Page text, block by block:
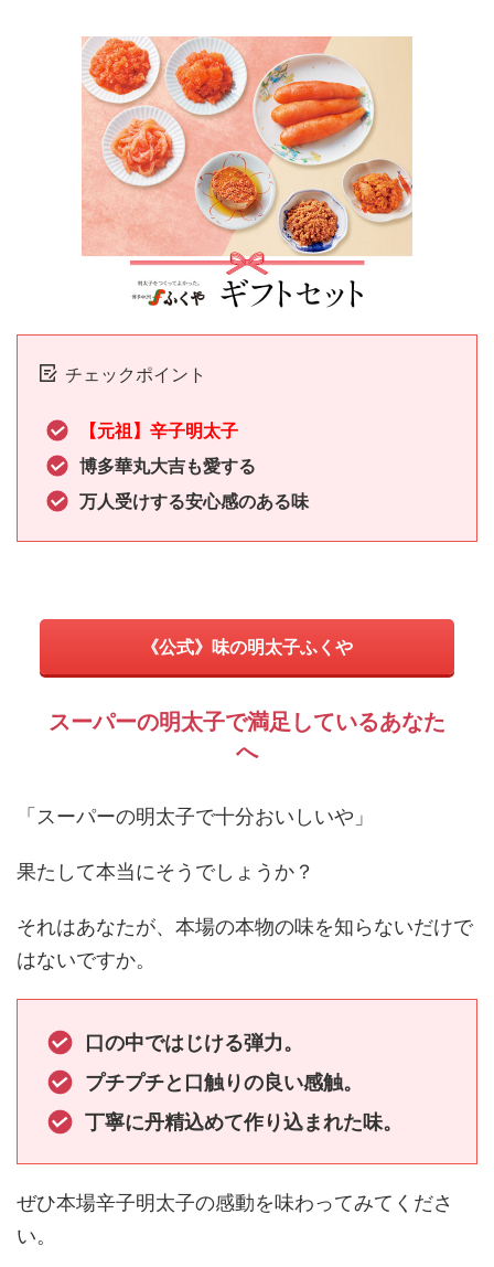
チェックポイント
【元祖】辛子明太子
博多華丸大吉も愛する
万人受けする安心感のある味
《公式》味の明太子ふくや
スーパーの明太子で満足しているあなた
へ
「スーパーの明太子で十分おいしいや」
果たして本当にそうでしょうか？
それはあなたが、本場の本物の味を知らないだけで
はないですか。
口の中ではじける弾力。
プチプチと口触りの良い感触。
丁寧に丹精込めて作り込まれた味。
ぜひ本場辛子明太子の感動を味わってみてくださ
い。